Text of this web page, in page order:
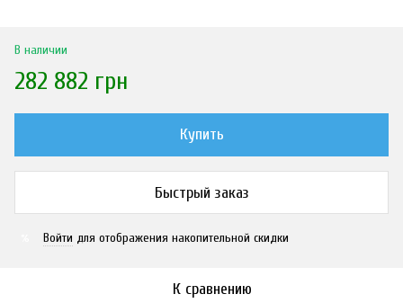
В наличии
282 882 грн
Купить
Быстрый заказ
Войти для отображения накопительной скидки
К сравнению